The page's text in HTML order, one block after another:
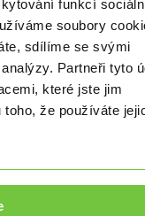
funkcí
soubory
sdílíme se svými
Partneři tyto
které jste jim
že používáte